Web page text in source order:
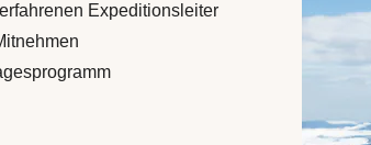
Expeditionsleiter